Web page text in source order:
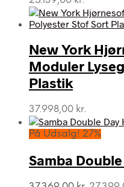
New York
Moduler
Plastik
37.998,00 kr.
På Udsalg! 27%
Samba